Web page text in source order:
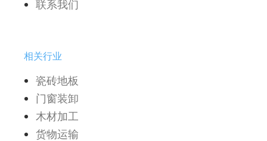
联系我们
相关行业
瓷砖地板
门窗装卸
木材加工
货物运输